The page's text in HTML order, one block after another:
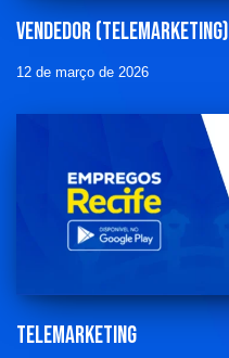
Vendedor (telemarketing)
12 de março de 2026
Telemarketing